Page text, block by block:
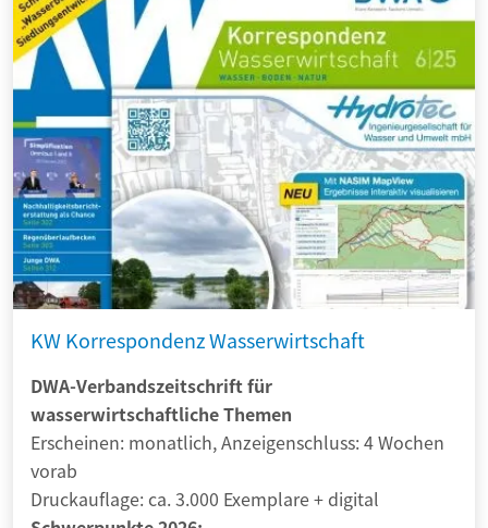
KW Korrespondenz Wasserwirtschaft
DWA-Verbandszeitschrift für
wasserwirtschaftliche Themen
Erscheinen: monatlich, Anzeigenschluss: 4 Wochen
vorab
Druckauflage: ca. 3.000 Exemplare+ digital